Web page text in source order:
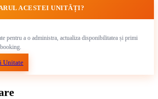
ACESTEI UNITĂȚI?
pentru a o administra, actualiza disponibilitatea și primi
Unitate